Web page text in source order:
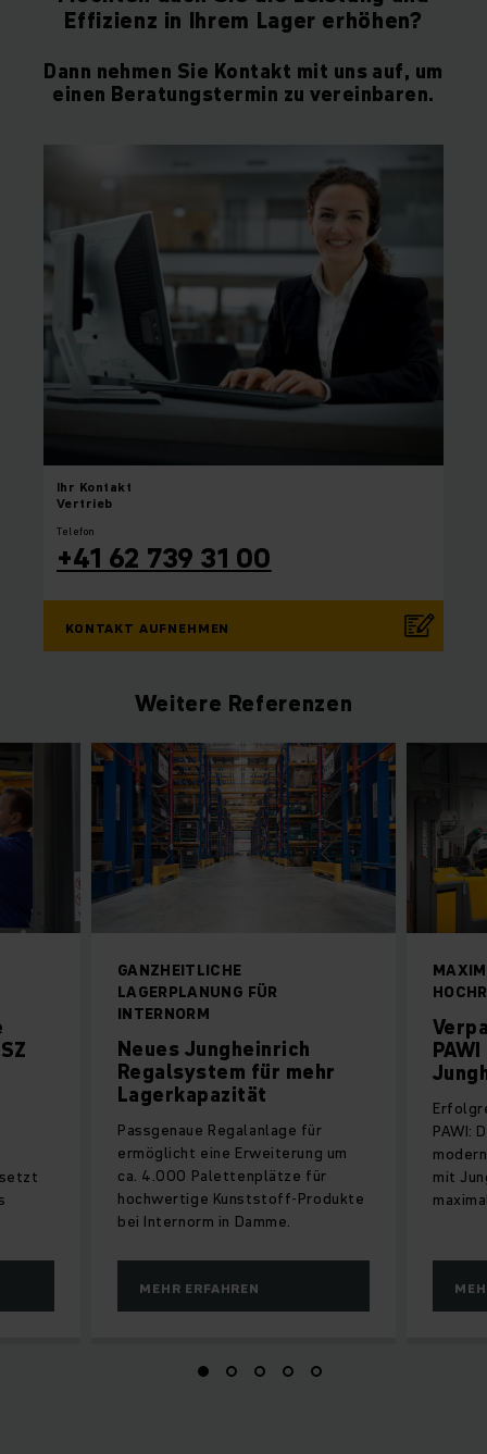
Effizienz in Ihrem Lager erhöhen?
Dann nehmen Sie Kontakt mit uns auf, um
einen Beratungstermin zu vereinbaren.
Ihr Kontakt
Vertrieb
Telefon
+41 62 739 31 00
KONTAKT AUFNEHMEN
Weitere Referenzen
GANZHEITLICHE
LAGERPLANUNG FÜR
INTERNORM
Neues Jungheinrich
Regalsystem für mehr
Lagerkapazität
Passgenaue Regalanlage für
ermöglicht eine Erweiterung um
ca. 4.000 Palettenplätze für
hochwertige Kunststoff-Produkte
bei Internorm in Damme.
MEHR ERFAHREN
PAWI:
mit